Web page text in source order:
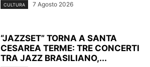
CULTURA 7 Agosto 2026
“JAZZSET” TORNA A SANTA
CESAREA TERME: TRE CONCERTI
TRA JAZZ BRASILIANO,...